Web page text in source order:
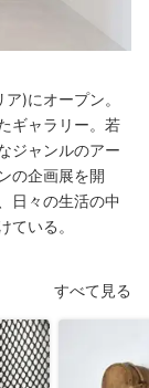
)にオープン。
ギャラリー。若
ジャンルのアー
の企画展を開
日々の生活の中
ている。
すべて見る